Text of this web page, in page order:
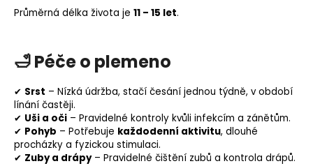
Průměrná délka života je 11 – 15 let.
🛁Péče o plemeno
✔ Srst – Nízká údržba, stačí česání jednou týdně, v období
línání častěji.
✔ Uši a oči – Pravidelné kontroly kvůli infekcím a zánětům.
✔ Pohyb – Potřebuje každodenní aktivitu, dlouhé
procházky a fyzickou stimulaci.
✔ Zuby a drápy– Pravidelné čištění zubů a kontrola drápů.